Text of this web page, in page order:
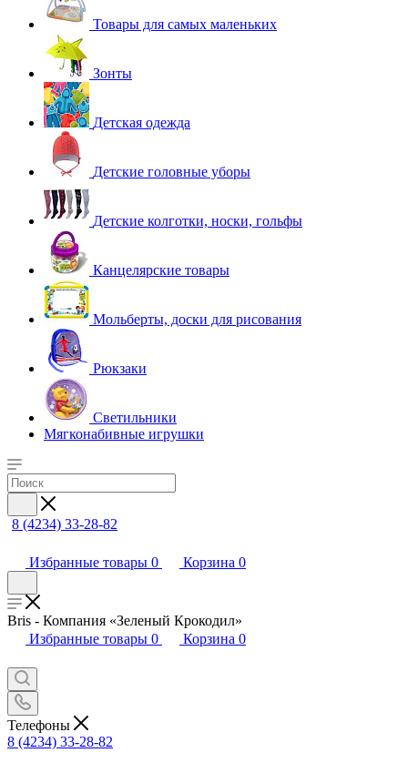
Товары для самых маленьких
Зонты
Детская одежда
Детские головные уборы
Детские колготки, носки, гольфы
Канцелярские товары
Мольберты, доски для рисования
Рюкзаки
Светильники
Мягконабивные игрушки
8 (4234) 33-28-82
Избранные товары 0 Корзина 0
Bris - Компания «Зеленый Крокодил»
Избранные товары 0 Корзина 0
Телефоны
8 (4234) 33-28-82